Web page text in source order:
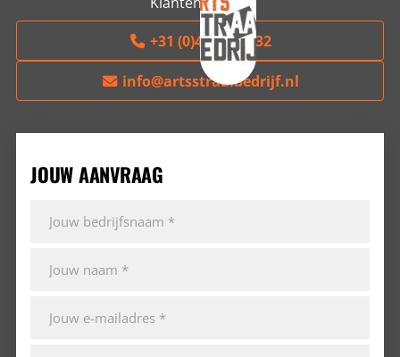
+31 (0)497-229032
info@artsstraalbedrijf.nl
JOUW AANVRAAG